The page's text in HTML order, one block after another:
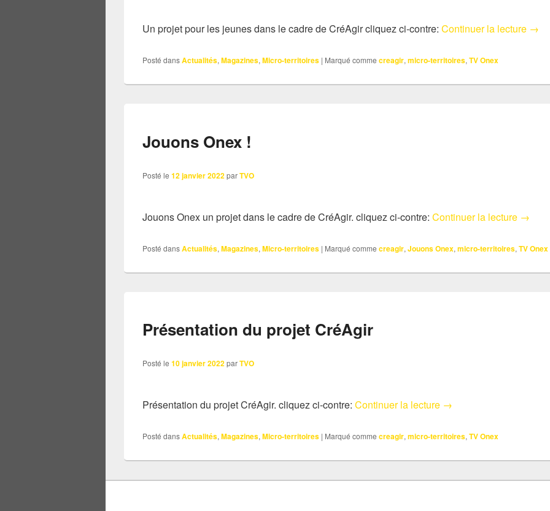
Un projet pour les jeunes dans le cadre de CréAgir cliquez ci-contre: Continuer la lecture Un
→
Posté dansActualités,Magazines,Micro-territoires | Marqué comme creagir,micro-territoires,TV Onex
Jouons Onex !
Posté le 12 janvier 2022parTVO
Jouons Onex un projet dans le cadre de CréAgir. cliquez ci-contre: Continuer la lecture →
Posté dansActualités, Magazines, Micro-territoires | Marqué comme creagir, Jouons Onex, micro-territoires, TV Onex
Présentation du projet CréAgir
Posté le 10 janvier 2022parTVO
Présentation du projet CréAgir. cliquez ci-contre: Continuer la lecture Présentation du projet
→
Posté dansActualités, Magazines, Micro-territoires | Marqué comme creagir, micro-territoires, TV Onex